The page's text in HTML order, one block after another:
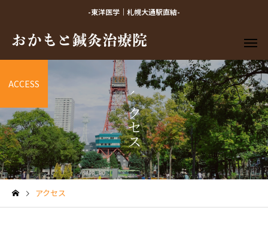
-東洋医学｜札幌大通駅直結-
アクセス
ACCESS
アクセス